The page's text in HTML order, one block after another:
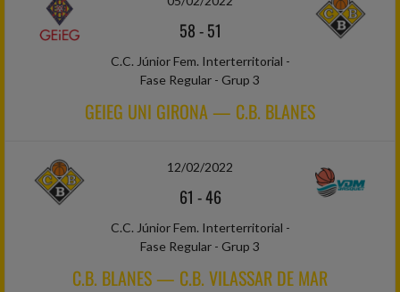
58-51
C.C. Júnior Fem. Interterritorial -
Fase Regular - Grup 3
GEIEG UNI GIRONA — C.B. BLANES
12/02/2022
61 -46
C.C. Júnior Fem. Interterritorial -
Fase Regular - Grup 3
C.B. BLANES — C.B. VILASSAR DE MAR